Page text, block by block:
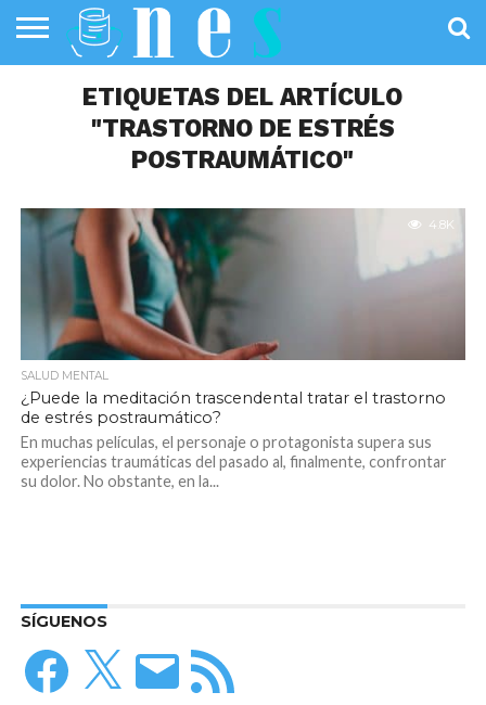
PÚBLICA
SANIDAD
INVESTIGACIÓN
ENTREVISTAS
PROFESIONALES
DE LA SALUD
INFOGRAFÍAS
DE SALUD
OPINIÓNETIQUETAS DEL ARTÍCULO
"TRASTORNO DE ESTRÉS
POSTRAUMÁTICO"
4.8K
SALUD MENTAL
¿Puede la meditación trascendental tratar el trastorno
de estrés postraumático?
En muchas películas, el personaje o protagonista supera sus
experiencias traumáticas del pasado al, finalmente, confrontar
su dolor. No obstante, en la...
SÍGUENOS
Facebook
X
Correo
electrónico
Feed
RSS